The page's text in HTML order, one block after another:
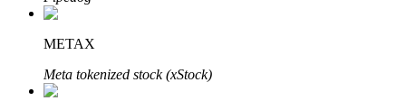
Aprenda a apostar
METAX
Meta tokenized stock (xStock)